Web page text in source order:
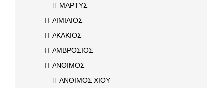
ΜΑΡΤΥΣ
ΑΙΜΙΛΙΟΣ
ΑΚΑΚΙΟΣ
ΑΜΒΡΟΣΙΟΣ
ΑΝΘΙΜΟΣ
ΑΝΘΙΜΟΣ ΧΙΟΥ